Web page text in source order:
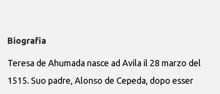
Biografia
Teresa de Ahumada nasce ad Avila il 28 marzo del
1515. Suo padre, Alonso de Cepeda, dopo esser